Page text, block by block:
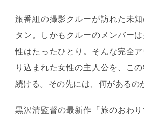
旅番組の撮影クルーが訪れた未
タン。しかもクルーのメンバー
性はたったひとり。そんな完全
り込まれた女性の主人公を、こ
続ける。その先には、何があるの
黒沢清監督の最新作『旅のおわり